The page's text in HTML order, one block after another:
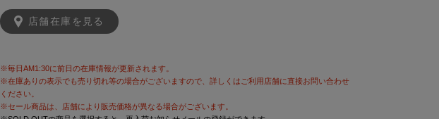
店舗在庫を見る
※毎日AM1:30に前日の在庫情報が更新されます。
※在庫ありの表示でも売り切れ等の場合がございますので、詳しくはご利用店舗に直接お問い合わせ
ください。
※セール商品は、店舗により販売価格が異なる場合がございます。